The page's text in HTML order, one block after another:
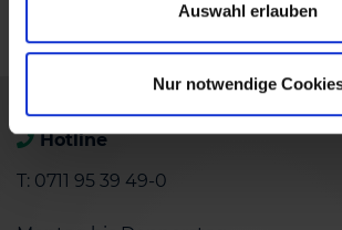
Auswahl erlauben
Nur notwendige
Hotline
T: 0711 95 39 49-0